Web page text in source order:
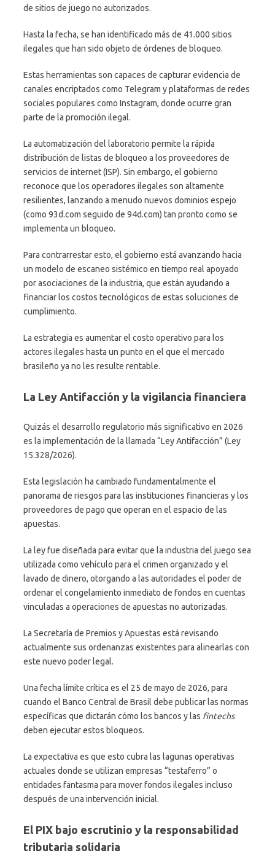
de sitios de juego no autorizados.
Hasta la fecha, se han identificado más de 41.000 sitios
ilegales que han sido objeto de órdenes de bloqueo.
Estas herramientas son capaces de capturar evidencia de
canales encriptados como Telegram y plataformas de redes
sociales populares como Instagram, donde ocurre gran
parte de la promoción ilegal.
La automatización del laboratorio permite la rápida
distribución de listas de bloqueo a los proveedores de
servicios de internet (ISP). Sin embargo, el gobierno
reconoce que los operadores ilegales son altamente
resilientes, lanzando a menudo nuevos dominios espejo
(como 93d.com seguido de 94d.com) tan pronto como se
implementa un bloqueo.
Para contrarrestar esto, el gobierno está avanzando hacia
un modelo de escaneo sistémico en tiempo real apoyado
por asociaciones de la industria, que están ayudando a
financiar los costos tecnológicos de estas soluciones de
cumplimiento.
La estrategia es aumentar el costo operativo para los
actores ilegales hasta un punto en el que el mercado
brasileño ya no les resulte rentable.
La Ley Antifacción y la vigilancia financiera
Quizás el desarrollo regulatorio más significativo en 2026
es la implementación de la llamada “Ley Antifacción” (Ley
15.328/2026).
Esta legislación ha cambiado fundamentalmente el
panorama de riesgos para las instituciones financieras y los
proveedores de pago que operan en el espacio de las
apuestas.
La ley fue diseñada para evitar que la industria del juego sea
utilizada como vehículo para el crimen organizado y el
lavado de dinero, otorgando a las autoridades el poder de
ordenar el congelamiento inmediato de fondos en cuentas
vinculadas a operaciones de apuestas no autorizadas.
La Secretaría de Premios y Apuestas está revisando
actualmente sus ordenanzas existentes para alinearlas con
este nuevo poder legal.
Una fecha límite crítica es el 25 de mayo de 2026, para
cuando el Banco Central de Brasil debe publicar las normas
específicas que dictarán cómo los bancos y las fintechs
deben ejecutar estos bloqueos.
La expectativa es que esto cubra las lagunas operativas
actuales donde se utilizan empresas “testaferro” o
entidades fantasma para mover fondos ilegales incluso
después de una intervención inicial.
El PIX bajo escrutinio y la responsabilidad
tributaria solidaria